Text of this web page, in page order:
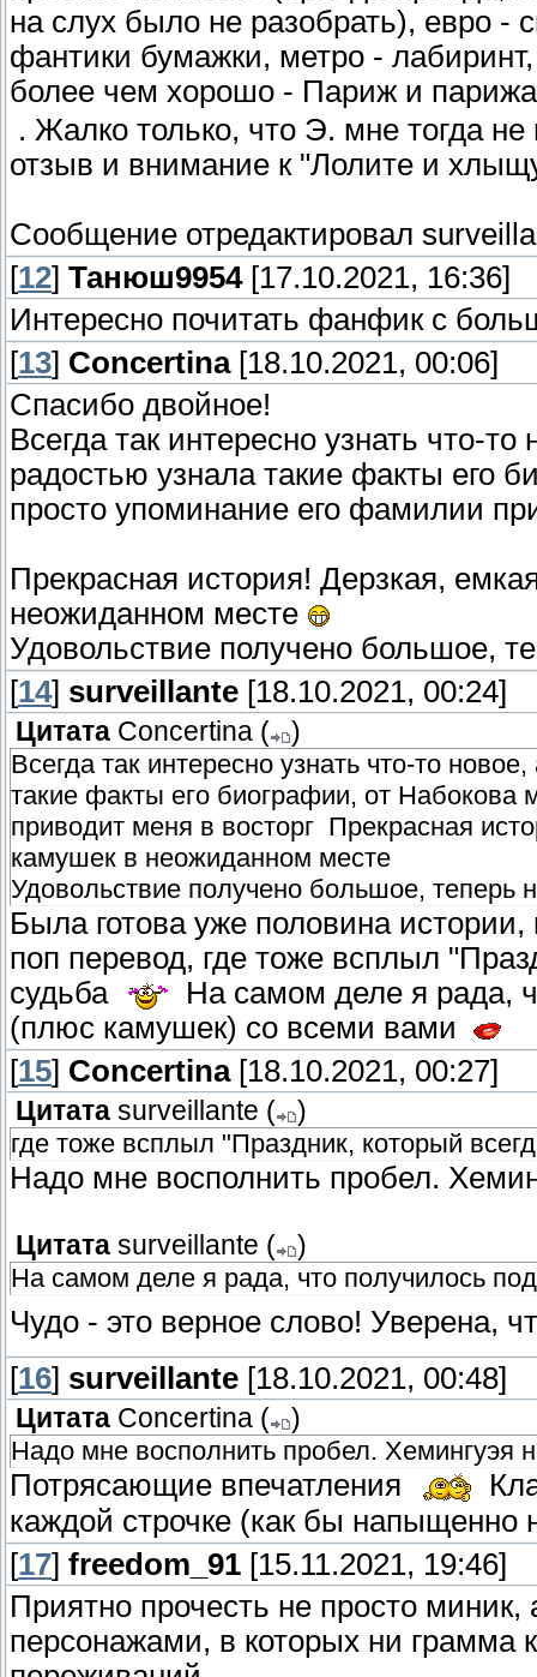
на слух было не разобрать), евро
фантики бумажки, метро -
более чем хорошо - Париж и
. Жалко только, что Э. мне тогда
отзыв и внимание к "Лолите и
Сообщение отредактировал
[12] Танюш9954[17.10.2021, 16:36]
Интересно почитать фанфик с
[13] Concertina[18.10.2021, 00:06]
Спасибо двойное!
Всегда так интересно узнать что-
радостью узнала такие факты его
просто упоминание его фамилии
Прекрасная история! Дерзкая,
неожиданном месте
Удовольствие получено большое,
[14] surveillante [18.10.2021, 00:24]
Цитата Concertina (
)
Всегда так интересно узнать что-то
такие факты его биографии, от
приводит меня в восторг Прекрасная
камушек в неожиданном месте
Удовольствие получено большое, теперь
Была готова уже половина
поп перевод, где тоже всплыл
судьба
На самом деле я рада,
(плюс камушек) со всеми вами
[15] Concertina[18.10.2021, 00:27]
Цитата surveillante (
)
где тоже всплыл "Праздник, который
Надо мне восполнить пробел.
Цитата surveillante (
)
На самом деле я рада, что получилось
Чудо - это верное слово! Уверена,
[16] surveillante [18.10.2021, 00:48]
Цитата Concertina (
)
Надо мне восполнить пробел. Хемингуэя
Потрясающие впечатления
каждой строчке (как бы напыщенно
[17] freedom_91 [15.11.2021, 19:46]
Приятно прочесть не просто
персонажами, в которых ни грамма